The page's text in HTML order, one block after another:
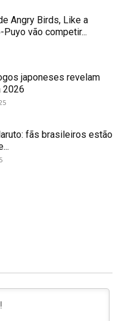
Angry Birds, Like a
Puyo vão competir...
japoneses revelam
2026
fãs brasileiros estão